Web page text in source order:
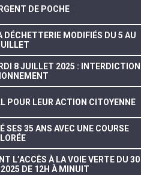
DE POCHE
DÉCHETTERIE MODIFIÉS DU 5 AU
8 JUILLET 2025 : INTERDICTION
POUR LEUR ACTION CITOYENNE
SES 35 ANS AVEC UNE COURSE
L’ACCÈS À LA VOIE VERTE DU 30
DE 12H À MINUIT